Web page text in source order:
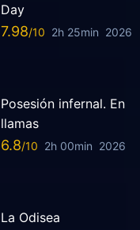
Day
7.98 2h 25min 2026
Posesión infernal. En
llamas
6.8 2h 00min 2026
La Odisea